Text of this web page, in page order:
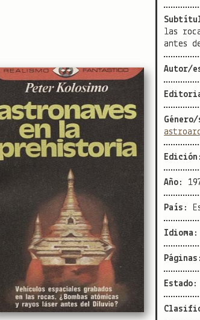
las
antes
Autor/
Año:
País:
Idioma:
Estado: